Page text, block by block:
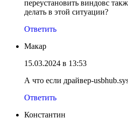
переустановить виндовс
делать в этой ситуации?
Ответить
Макар
15.03.2024 в 13:53
А что если драйвер-
Ответить
Константин